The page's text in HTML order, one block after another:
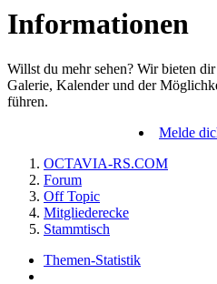
Informationen
Willst du mehr sehen? Wir bieten
Galerie, Kalender und der
führen.
Melde
OCTAVIA-RS.COM
Forum
Off Topic
Mitgliederecke
Stammtisch
Themen-Statistik